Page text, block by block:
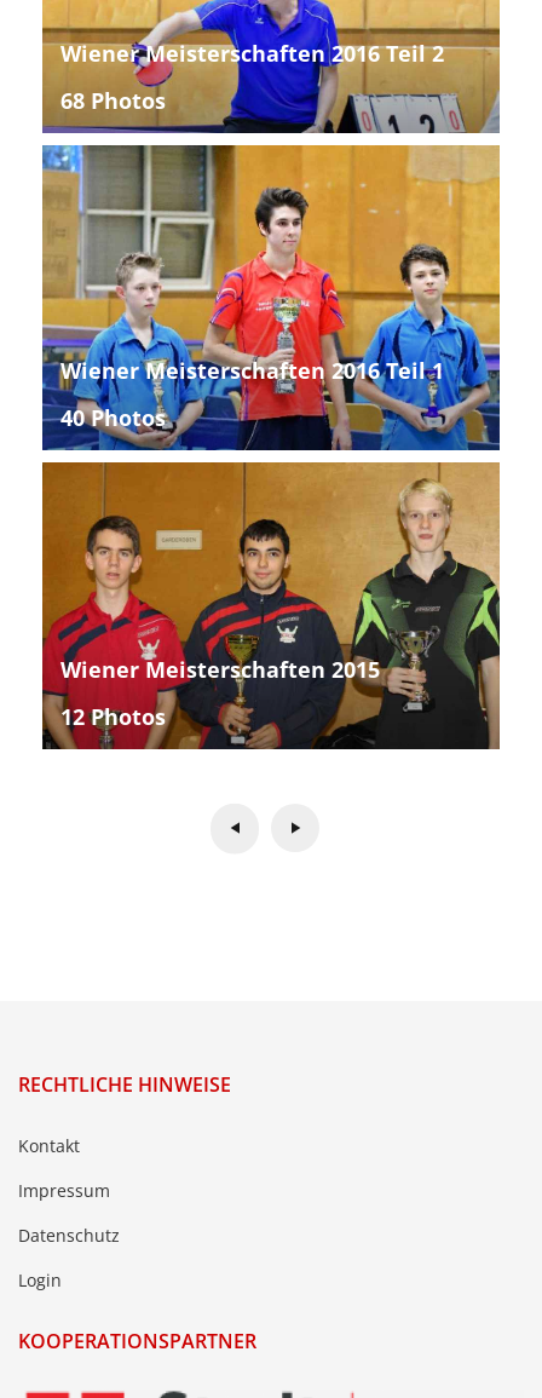
Wiener Meisterschaften 2016 Teil 2
68 Photos
Wiener Meisterschaften 2016 Teil 1
40 Photos
Wiener Meisterschaften 2015
12 Photos
RECHTLICHE HINWEISE
Kontakt
Impressum
Datenschutz
Login
KOOPERATIONSPARTNER